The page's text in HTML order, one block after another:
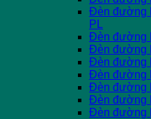
Đèn đường
PL
Đèn đường
Đèn đường
Đèn đường
Đèn đường
Đèn đường
Đèn đường
Đèn đường